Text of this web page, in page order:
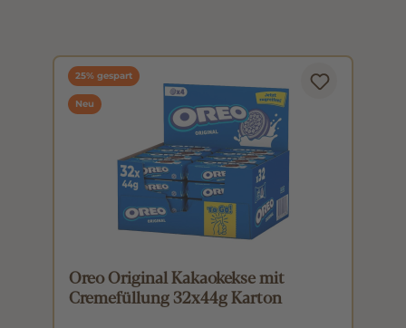
25% gespart
Neu
Oreo Original Kakaokekse mit
Cremefüllung 32x44g Karton